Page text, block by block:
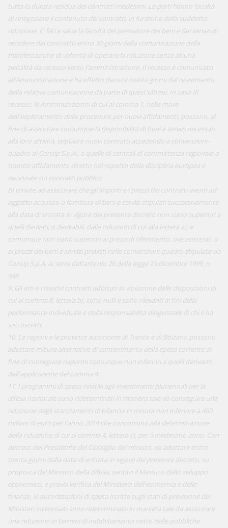
tutta la durata residua dei contratti medesimi. Le parti hanno facoltà
di rinegoziare il contenuto dei contratti, in funzione della suddetta
riduzione. E' fatta salva la facoltà del prestatore dei beni e dei servizi di
recedere dal contratto entro 30 giorni dalla comunicazione della
manifestazione di volontà di operare la riduzione senza alcuna
penalità da recesso verso l'amministrazione. Il recesso è comunicato
all'Amministrazione e ha effetto decorsi trenta giorni dal ricevimento
della relativa comunicazione da parte di quest'ultima. In caso di
recesso, le Amministrazioni di cui al comma 1, nelle more
dell'espletamento delle procedure per nuovi affidamenti, possono, al
fine di assicurare comunque la disponibilità di beni e servizi necessari
alla loro attività, stipulare nuovi contratti accedendo a convenzioni-
quadro di Consip S.p.A., a quelle di centrali di committenza regionale o
tramite affidamento diretto nel rispetto della disciplina europea e
nazionale sui contratti pubblici;
b) tenute ad assicurare che gli importi e i prezzi dei contratti aventi ad
oggetto acquisto o fornitura di beni e servizi stipulati successivamente
alla data di entrata in vigore del presente decreto non siano superiori a
quelli derivati, o derivabili, dalle riduzioni di cui alla lettera a), e
comunque non siano superiori ai prezzi di riferimento, ove esistenti, o
ai prezzi dei beni e servizi previsti nelle convenzioni quadro stipulate da
Consip S.p.A, ai sensi dell'articolo 26 della legge 23 dicembre 1999, n.
488.
9. Gli atti e i relativi contratti adottati in violazione delle disposizioni di
cui al comma 8, lettera b), sono nulli e sono rilevanti ai fini della
performance individuale e della responsabilità dirigenziale di chi li ha
sottoscritti.
10. Le regioni e le province autonome di Trento e di Bolzano possono
adottare misure alternative di contenimento della spesa corrente al
fine di conseguire risparmi comunque non inferiori a quelli derivanti
dall'applicazione del comma 4.
11. I programmi di spesa relativi agli investimenti pluriennali per la
difesa nazionale sono rideterminati in maniera tale da conseguire una
riduzione degli stanziamenti di bilancio in misura non inferiore a 400
milioni di euro per l'anno 2014 che concorrono alla determinazione
della riduzione di cui al comma 4, lettera c), per il medesimo anno. Con
decreto del Presidente del Consiglio dei ministri, da adottare entro
trenta giorni dalla data di entrata in vigore del presente decreto, su
proposta del Ministro della difesa, sentito il Ministro dello sviluppo
economico, e previa verifica del Ministero dell'economia e delle
finanze, le autorizzazioni di spesa iscritte sugli stati di previsione dei
Ministeri interessati sono rideterminate in maniera tale da assicurare
una riduzione in termini di indebitamento netto delle pubbliche